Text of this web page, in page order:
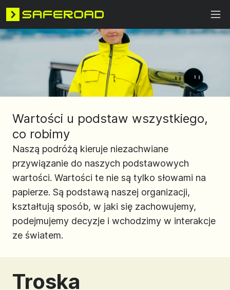
Wartości u podstaw wszystkiego,
co robimy
Naszą podróżą kieruje niezachwiane
przywiązanie do naszych podstawowych
wartości. Wartości te nie są tylko słowami na
papierze. Są podstawą naszej organizacji,
kształtują sposób, w jaki się zachowujemy,
podejmujemy decyzje i wchodzimy w interakcje
ze światem.
Troska